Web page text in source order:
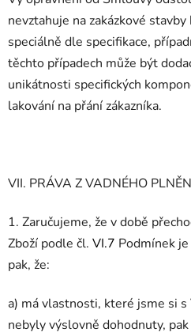
nevztahuje na zakázkové
speciálně dle specifikace,
těchto případech může být
unikátnosti specifických
lakování na přání zákazníka.
VII. PRÁVA Z VADNÉHO
1. Zaručujeme, že v době
Zboží podle čl. VI.7 Podmínek
pak, že:
a) má vlastnosti, které jsme si
nebyly výslovně dohodnuty,